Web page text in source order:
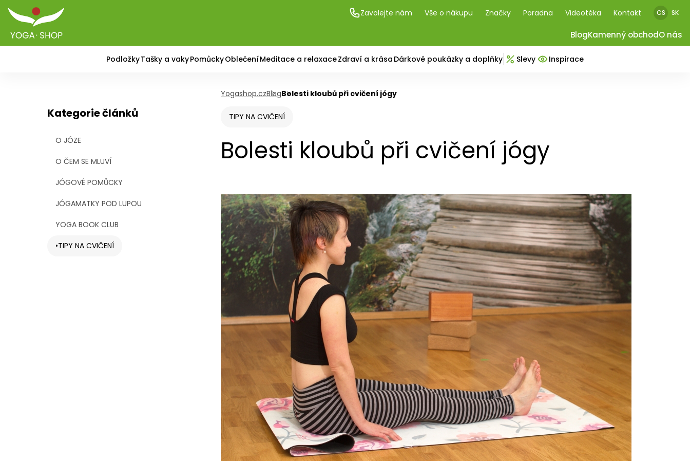
Zavolejte nám Vše o nákupu Značky Poradna Videotéka Kontakt CS SK
BlogKamenný obchodO nás
PodložkyTašky a vakyPomůckyOblečeníMeditace a relaxaceZdraví a krása Dárkové poukázky a doplňky Slevy Inspirace
Yogashop.czBlogBolesti kloubů při cvičení jógy
Kategorie článků
O JÓZE
O ČEM SE MLUVÍ
JÓGOVÉ POMŮCKY
JÓGAMATKY POD LUPOU
YOGA BOOK CLUB
TIPY NA CVIČENÍ
TIPY NA CVIČENÍ
Bolesti kloubů při cvičení jógy